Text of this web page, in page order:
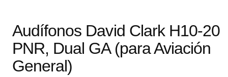
Audífonos David Clark H10-20
PNR, Dual GA (para Aviación
General)